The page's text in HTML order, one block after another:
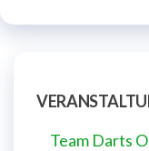
Team Darts